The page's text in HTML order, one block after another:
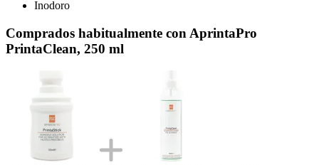
Inodoro
Comprados habitualmente con AprintaPro
PrintaClean, 250 ml